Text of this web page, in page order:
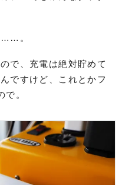
……。
で、充電は絶対貯めて
ですけど、これとかフ
。